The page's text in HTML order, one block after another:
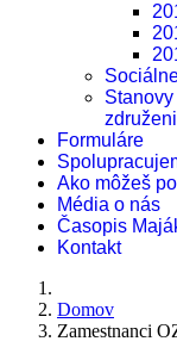
Formuláre
Ako môžeš
Média o nás
Časopis
Kontakt
Domov
Zamestnanci